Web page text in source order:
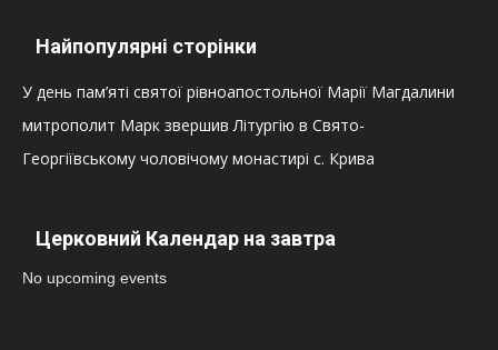
Найпопулярні сторінки
У день пам’яті святої рівноапостольної Марії Магдалини
митрополит Марк звершив Літургію в Свято-
Георгіївському чоловічому монастирі с. Крива
Церковний Календар на завтра
No upcoming events